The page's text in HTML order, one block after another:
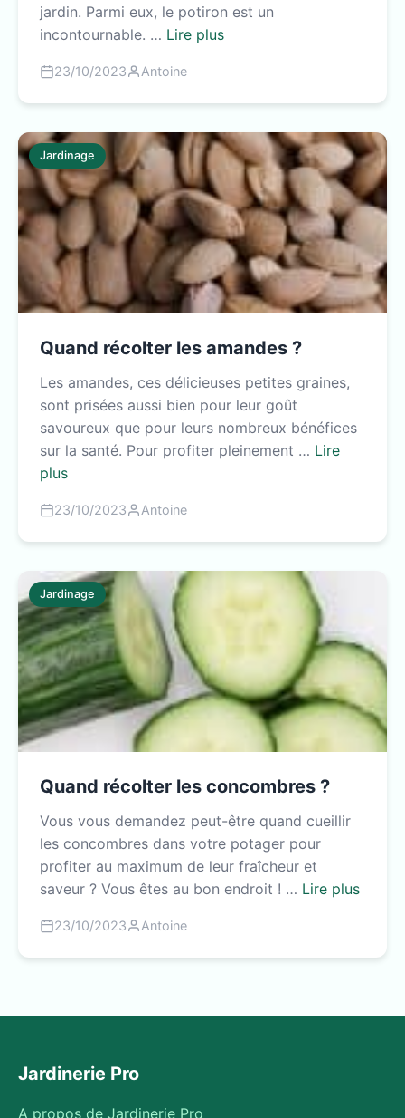
jardin. Parmi eux, le potiron est un
incontournable. … Lire plus
23/10/2023 Antoine
Jardinage
Quand récolter les amandes ?
Les amandes, ces délicieuses petites graines,
sont prisées aussi bien pour leur goût
savoureux que pour leurs nombreux bénéfices
sur la santé. Pour profiter pleinement … Lire
plus
23/10/2023 Antoine
Jardinage
Quand récolter les concombres ?
Vous vous demandez peut-être quand cueillir
les concombres dans votre potager pour
profiter au maximum de leur fraîcheur et
saveur ? Vous êtes au bon endroit ! … Lire plus
23/10/2023 Antoine
Jardinerie Pro
A propos de Jardinerie Pro